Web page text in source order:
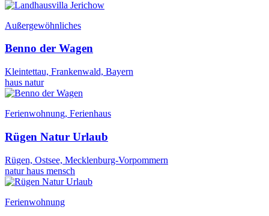
Außergewöhnliches
Benno der Wagen
Kleintettau, Frankenwald, Bayern
haus natur
Ferienwohnung, Ferienhaus
Rügen Natur Urlaub
Rügen, Ostsee, Mecklenburg-Vorpommern
natur haus mensch
Ferienwohnung